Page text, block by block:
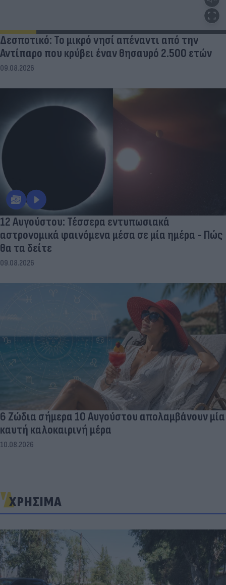
Δεσποτικό: Το μικρό νησί απέναντι από την
Αντίπαρο που κρύβει έναν θησαυρό 2.500 ετών
09.08.2026
12 Αυγούστου: Τέσσερα εντυπωσιακά
αστρονομικά φαινόμενα μέσα σε μία ημέρα - Πώς
θα τα δείτε
09.08.2026
6 Ζώδια σήμερα 10 Αυγούστου απολαμβάνουν μία
καυτή καλοκαιρινή μέρα
10.08.2026
ΧΡΗΣΙΜΑ